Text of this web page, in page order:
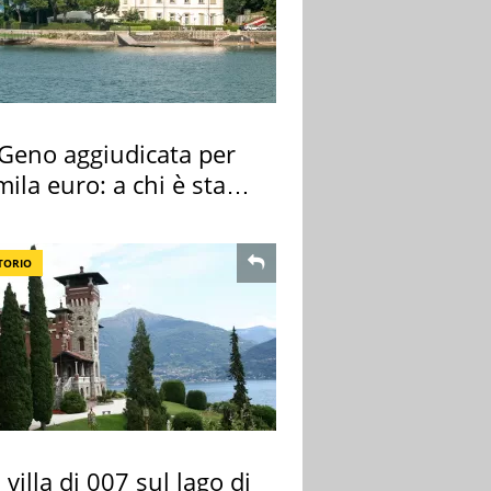
aggiudicata per
euro: a chi è stata
villa di 007 sul lago di